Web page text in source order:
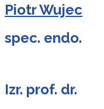
Piotr Wujec
spec. endo.
Izr. prof. dr.